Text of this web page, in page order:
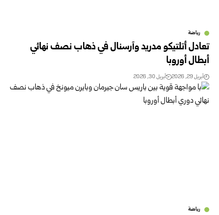
رياضة
تعادل أتلتيكو مدريد وآرسنال في ذهاب نصف نهائي
أبطال أوروبا
أبريل 29, 2026 أبريل 30, 2026
رياضة